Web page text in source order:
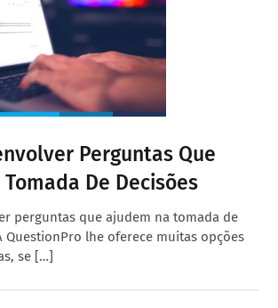
Perguntas Que
De Decisões
perguntas que ajudem na tomada de
QuestionPro lhe oferece muitas opções
se […]